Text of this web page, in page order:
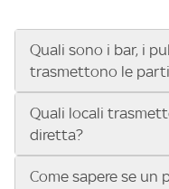
Quali sono i bar, i
trasmettono le
Se cerchi un bar, pub,
vedere le partite di Serie
UEFA Champions
Conference League, il
Quali locali
diretta?
Vuoi sapere quali bar,
Come sapere se